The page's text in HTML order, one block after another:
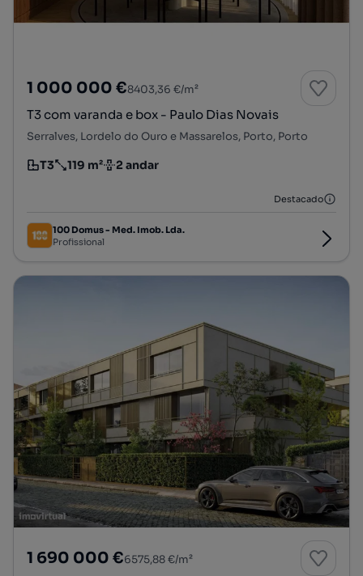
1 000 000 €8403,36 €/m²
T3 com varanda e box - Paulo Dias Novais
Serralves, Lordelo do Ouro e Massarelos, Porto, Porto
Tipologia
T3
Preço por metro quadrado
119 m²
Andar 2 andar
Destacado
100 Domus - Med. Imob. Lda.
Profissional
1 690 000 €6575,88 €/m²